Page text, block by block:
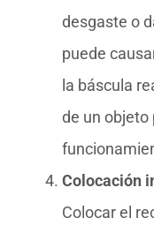
desgaste o
puede
la báscula
de un objeto
Colocación
Colocar el